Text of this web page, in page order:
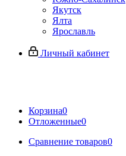
Якутск
Ялта
Ярославль
Личный кабинет
Корзина0
Отложенные0
Сравнение товаров0